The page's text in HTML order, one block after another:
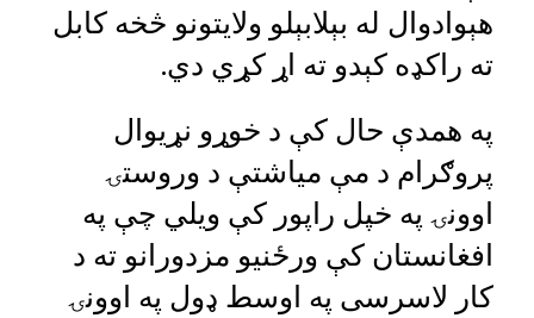
هېوادوال له بېلابېلو ولایتونو څخه کابل
ته راکډه کېدو ته اړ کړي دي.
په همدې حال کې د خوړو نړیوال
پروګرام د مې میاشتې د وروستۍ
اوونۍ په خپل راپور کې ویلي چې په
افغانستان کې ورځنیو مزدورانو ته د
کار لاسرسی په اوسط ډول په اوونۍ